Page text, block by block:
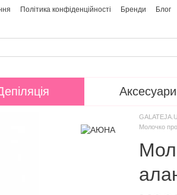
Політика конфіденційності Бренди Блог
Аксесуари
Молочко